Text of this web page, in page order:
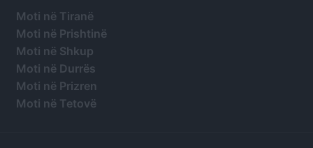
Moti në Tiranë
Moti në Prishtinë
Moti në Shkup
Moti në Durrës
Moti në Prizren
Moti në Tetovë